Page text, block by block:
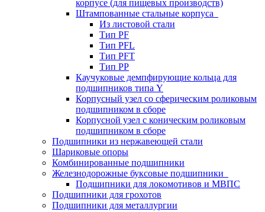
корпусе (для пищевых производств)
Штампованные стальные корпуса
Из листовой стали
Тип PF
Тип PFL
Тип PFT
Тип PP
Каучуковые демпфирующие кольца для
подшипников типа Y
Корпусный узел со сферическим роликовым
подшипником в сборе
Корпусной узел с коническим роликовым
подшипником в сборе
Подшипники из нержавеющей стали
Шариковые опоры
Комбинированные подшипники
Железнодорожные буксовые подшипники
Подшипники для локомотивов и МВПС
Подшипники для грохотов
Подшипники для металлургии